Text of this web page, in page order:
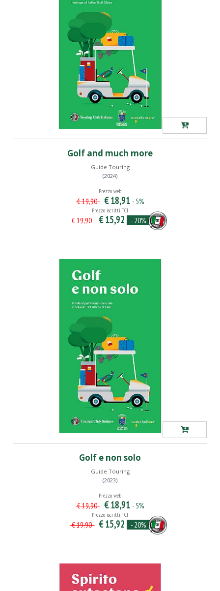
Golf and much more
Guide Touring
(2024)
Prezzo web
€ 19,90 € 18,91 - 5%
Prezzo iscritti TCI
€ 19,90 € 15,92 - 20%
Golf e non solo
Guide Touring
(2023)
Prezzo web
€ 19,90 € 18,91 - 5%
Prezzo iscritti TCI
€ 19,90 € 15,92 - 20%